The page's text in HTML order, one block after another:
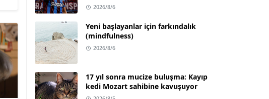
2026/8/6
Yeni başlayanlar için farkındalık
(mindfulness)
2026/8/6
17 yıl sonra mucize buluşma: Kayıp
kedi Mozart sahibine kavuşuyor